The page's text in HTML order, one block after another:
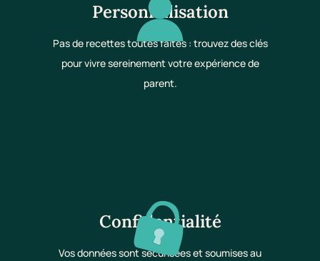
Personnalisation
Pas de recettes toutes faites : trouvez des clés
pour vivre sereinement votre expérience de
parent.
Confidentialité
Vos données sont sécurisées et soumises au